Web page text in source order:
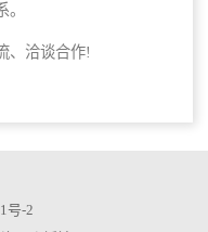
、洽谈合作!
号-2